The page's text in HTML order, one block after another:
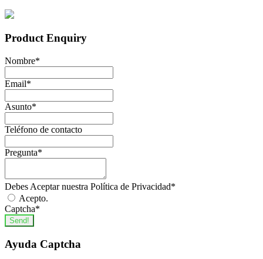
Product Enquiry
Nombre*
Email*
Asunto*
Teléfono de contacto
Pregunta*
Debes Aceptar nuestra Política de Privacidad*
Acepto.
Captcha*
Send!
Ayuda Captcha